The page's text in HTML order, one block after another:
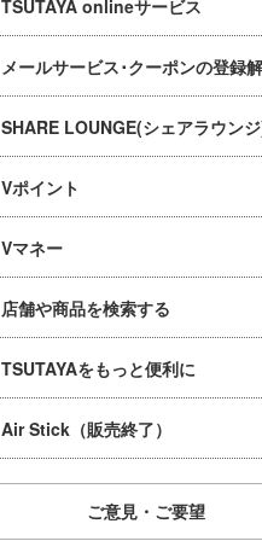
TSUTAYA onlineサービス
メールサービス･クーポンの登録
SHARE LOUNGE(シェアラウン
Vポイント
Vマネー
店舗や商品を検索する
TSUTAYAをもっと便利に
Air Stick（販売終了）
ご意見・ご要望